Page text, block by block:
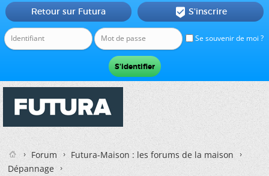
Se souvenir de moi ?
Retour sur Futura  S'inscrire
Forum
Futura-Maison : les forums de la maison
Dépannage